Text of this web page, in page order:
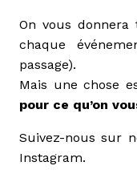
On vous
chaque
passage).
Mais une chose
pour ce qu’on
Suivez-nous sur
Instagram.